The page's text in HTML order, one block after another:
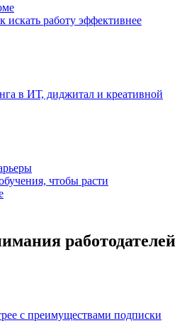
искать работу эффективнее
в ИТ, диджитал и креативной
чтобы расти
работодателей
с преимуществами подписки